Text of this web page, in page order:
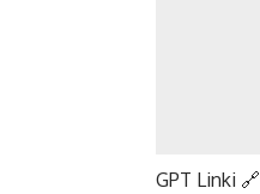
GPT Linki 🔗